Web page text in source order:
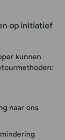
op initiatief
kunnen
naar ons